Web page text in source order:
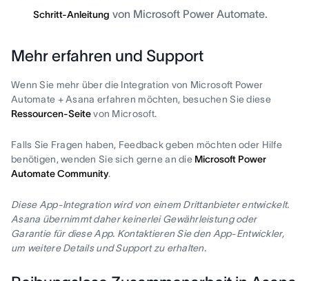
Schritt-Anleitung von Microsoft Power Automate.
Mehr erfahren und Support
Wenn Sie mehr über die Integration von Microsoft Power
Automate + Asana erfahren möchten, besuchen Sie diese
Ressourcen-Seitevon Microsoft.
Falls Sie Fragen haben, Feedback geben möchten oder Hilfe
benötigen, wenden Sie sich gerne an die Microsoft Power
Automate Community.
Diese App-Integration wird von einem Drittanbieter entwickelt.
Asana übernimmt daher keinerlei Gewährleistung oder
Garantie für diese App. Kontaktieren Sie den App-Entwickler,
um weitere Details und Support zu erhalten.